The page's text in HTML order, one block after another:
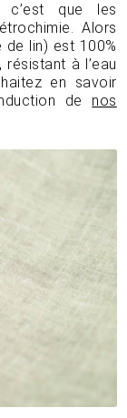
c’est que les
Alors
de lin) est 100%
à l’eau
en savoir
de nos